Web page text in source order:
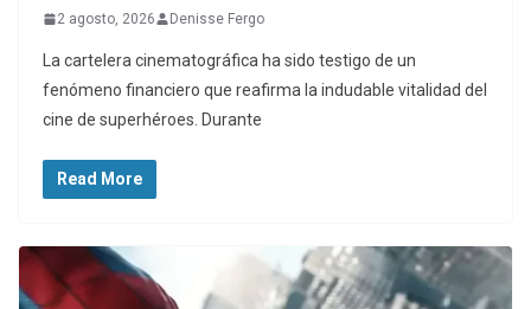
2 agosto, 2026 Denisse Fergo
La cartelera cinematográfica ha sido testigo de un
fenómeno financiero que reafirma la indudable vitalidad del
cine de superhéroes. Durante
Read More